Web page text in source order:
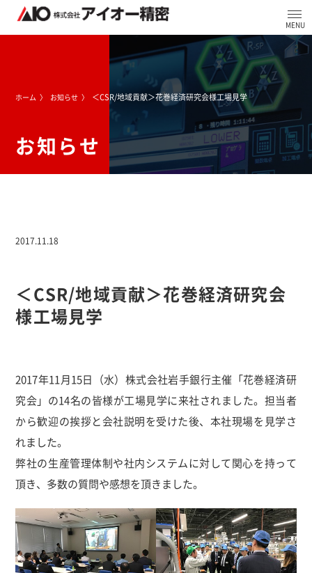
ホーム お知らせ ＜CSR/地域貢献＞花巻経済研究会様工場見学
お知らせ
2017.11.18
＜CSR/地域貢献＞花巻経済研究会
様工場見学
2017年11月15日（水）株式会社岩手銀行主催「花巻経済研
究会」の14名の皆様が工場見学に来社されました。担当者
から歓迎の挨拶と会社説明を受けた後、本社現場を見学さ
れました。
弊社の生産管理体制や社内システムに対して関心を持って
頂き、多数の質問や感想を頂きました。